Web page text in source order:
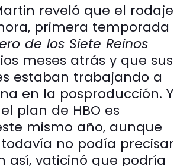
reveló que el rodaje
primera temporada
de los Siete Reinos
meses atrás y que sus
estaban trabajando a
en la posproducción. Y
plan de HBO es
mismo año, aunque
no podía precisar
así, vaticinó que podría